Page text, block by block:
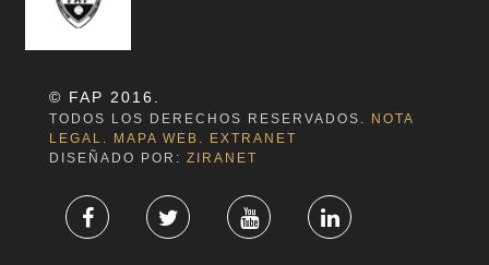
© FAP 2016.
TODOS LOS DERECHOS RESERVADOS.
NOTA
LEGAL . MAPA WEB .
EXTRANET
DISEÑADO POR: ZIRANET